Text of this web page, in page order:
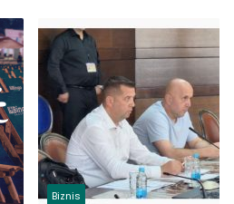
(FOTO)
Biznis